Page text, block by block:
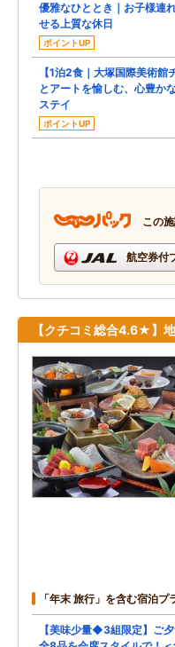
優雅なひととき｜お子様連
せる上質な休日
ポイントUP
【1泊2食｜大塚国際美術館
とアートを愉しむ、心豊か
ステイ
ポイントUP
この
航空券付
【クチコミ総合4.6★】
「年末 旅行」を含む宿泊プ
【美味少量◆3組限定】ご